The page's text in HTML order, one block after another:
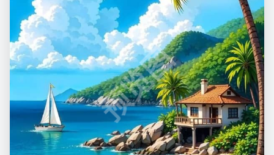
预览图